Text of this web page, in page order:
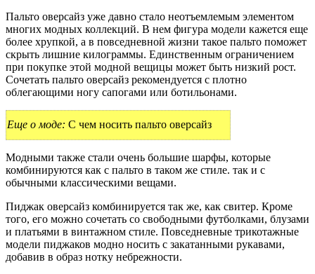
Пальто оверсайз уже давно стало неотъемлемым элементом
многих модных коллекций. В нем фигура модели кажется еще
более хрупкой, а в повседневной жизни такое пальто поможет
скрыть лишние килограммы. Единственным ограничением
при покупке этой модной вещицы может быть низкий рост.
Сочетать пальто оверсайз рекомендуется с плотно
облегающими ногу сапогами или ботильонами.
Еще о моде: С чем носить пальто оверсайз
Модными также стали очень большие шарфы, которые
комбинируются как с пальто в таком же стиле. так и с
обычными классическими вещами.
Пиджак оверсайз комбинируется так же, как свитер. Кроме
того, его можно сочетать со свободными футболками, блузами
и платьями в винтажном стиле. Повседневные трикотажные
модели пиджаков модно носить с закатанными рукавами,
добавив в образ нотку небрежности.